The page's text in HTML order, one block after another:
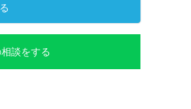
ラル
談をする